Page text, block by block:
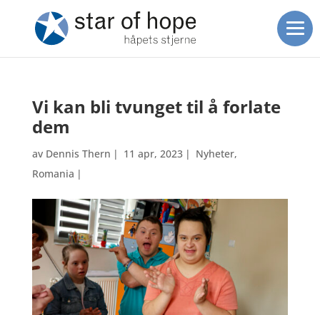
Vi kan bli tvunget til å forlate
dem
av Dennis Thern | 11 apr, 2023 | Nyheter,
Romania |